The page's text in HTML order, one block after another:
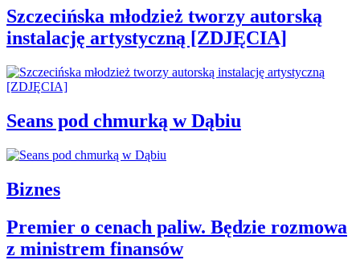
Szczecińska młodzież tworzy autorską
instalację artystyczną [ZDJĘCIA]
Seans pod chmurką w Dąbiu
Biznes
Premier o cenach paliw. Będzie rozmowa
z ministrem finansów